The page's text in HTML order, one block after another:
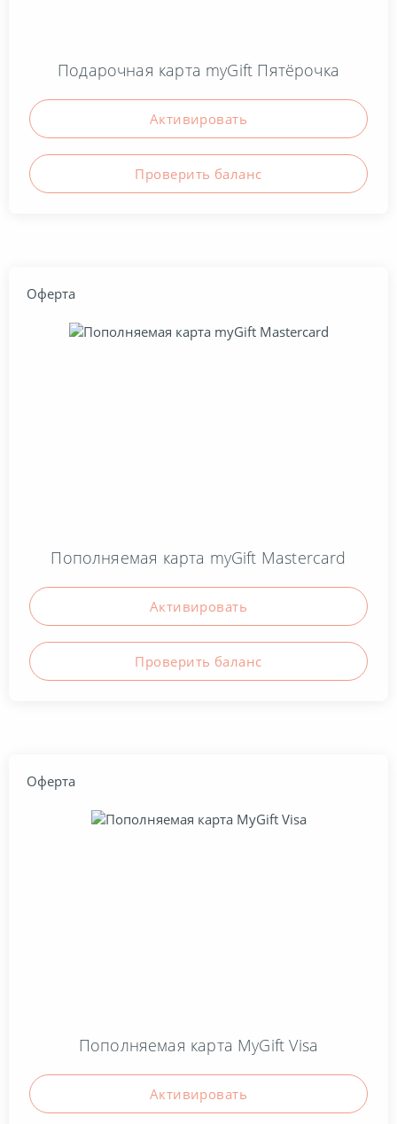
Подарочная карта myGift Пятёрочка
Активировать
Проверить баланc
Оферта
Пополняемая карта myGift Mastercard
Активировать
Проверить баланc
Оферта
Пополняемая карта MyGift Visa
Активировать